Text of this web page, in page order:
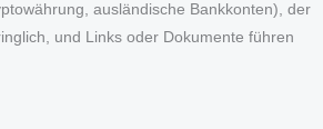
ausländische Bankkonten), der
und Links oder Dokumente führen